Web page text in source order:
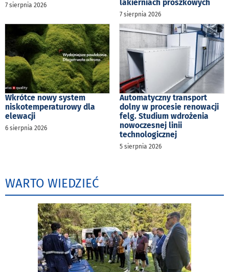
7 sierpnia 2026
lakierniach proszkowych
7 sierpnia 2026
Wkrótce nowy system
niskotemperaturowy dla
elewacji
6 sierpnia 2026
Automatyczny transport
dolny w procesie renowacji
felg. Studium wdrożenia
nowoczesnej linii
technologicznej
5 sierpnia 2026
WARTO WIEDZIEĆ